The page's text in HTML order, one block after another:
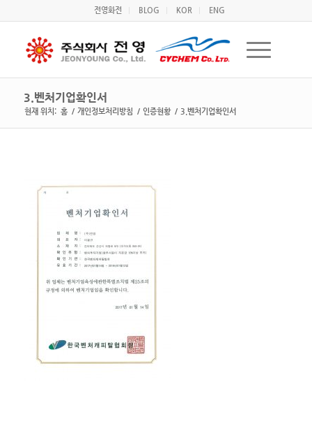
전영화전 BLOG KOR ENG
3.벤처기업확인서
현재 위치: 홈 / 개인정보처리방침 / 인증현황 / 3.벤처기업확인서